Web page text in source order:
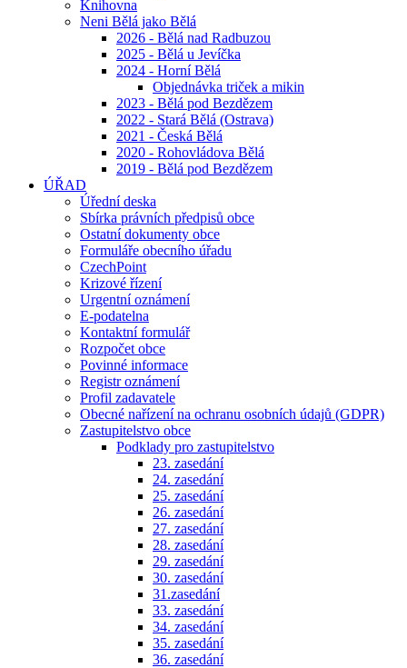
Knihovna
Neni Bělá jako Bělá
2026 - Bělá nad Radbuzou
2025 - Bělá u Jevíčka
2024 - Horní Bělá
Objednávka triček a mikin
2023 - Bělá pod Bezdězem
2022 - Stará Bělá (Ostrava)
2021 - Česká Bělá
2020 - Rohovládova Bělá
2019 - Bělá pod Bezdězem
ÚŘAD
Úřední deska
Sbírka právních předpisů obce
Ostatní dokumenty obce
Formuláře obecního úřadu
CzechPoint
Krizové řízení
Urgentní oznámení
E-podatelna
Kontaktní formulář
Rozpočet obce
Povinné informace
Registr oznámení
Profil zadavatele
Obecné nařízení na ochranu osobních údajů (GDPR)
Zastupitelstvo obce
Podklady pro zastupitelstvo
23. zasedání
24. zasedání
25. zasedání
26. zasedání
27. zasedání
28. zasedání
29. zasedání
30. zasedání
31.zasedání
33. zasedání
34. zasedání
35. zasedání
36. zasedání